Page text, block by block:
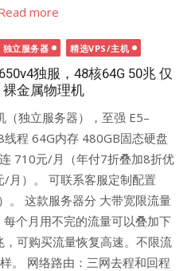
more
独立服务器 精选VPS/主机
独服，48核64G 50兆 仅
金属物理机
（独立服务器），至强 E5–
程 64G内存 480GB固态硬盘
710元/月（年付7折叠加8折优
）。 可联系客服定制配置
。 这款服务器分 大带宽限流量
个月用不完的流量可以叠加下
可购买流量恢复高速。不限流
。 网络路由：三网去程和回程